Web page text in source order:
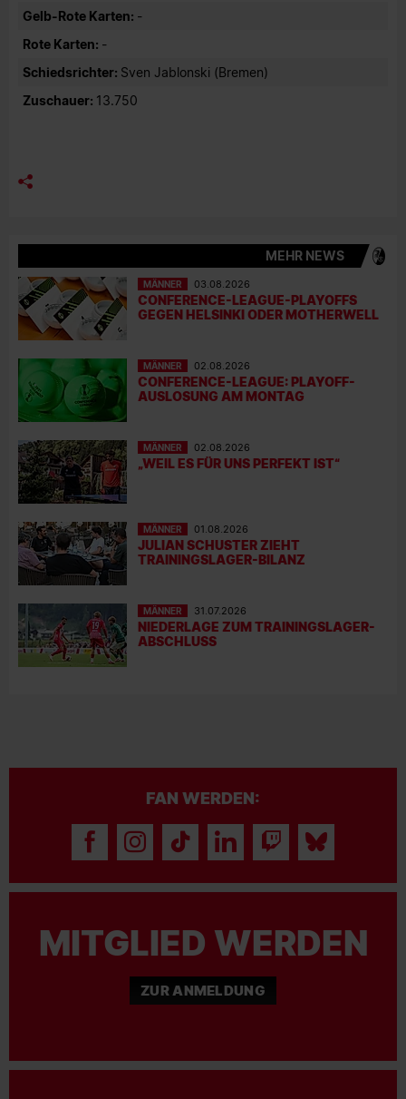
Gelb-Rote Karten: -
Rote Karten: -
Schiedsrichter: Sven Jablonski (Bremen)
Zuschauer: 13.750
MEHR NEWS
MÄNNER 03.08.2026
CONFERENCE-LEAGUE-PLAYOFFS
GEGEN HELSINKI ODER MOTHERWELL
MÄNNER 02.08.2026
CONFERENCE-LEAGUE: PLAYOFF-
AUSLOSUNG AM MONTAG
MÄNNER 02.08.2026
„WEIL ES FÜR UNS PERFEKT IST“
MÄNNER 01.08.2026
JULIAN SCHUSTER ZIEHT
TRAININGSLAGER-BILANZ
MÄNNER 31.07.2026
NIEDERLAGE ZUM TRAININGSLAGER-
ABSCHLUSS
FAN WERDEN:
MITGLIED WERDEN
ZUR ANMELDUNG